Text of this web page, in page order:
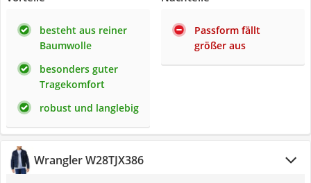
besteht aus reiner
Baumwolle
besonders guter
Tragekomfort
robust und langlebig
Passform fällt
größer aus
Wrangler W28TJX386